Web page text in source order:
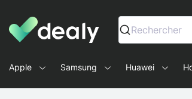
Dealy - Kotelot ja tarvikkeet
Rechercher
Apple Samsung Huawei